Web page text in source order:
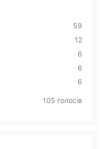
59
12
6
6
6
105 голосів